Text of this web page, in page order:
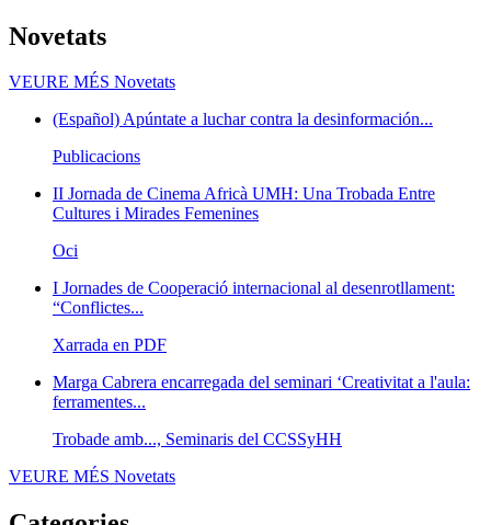
Novetats
VEURE MÉS Novetats
(Español) Apúntate a luchar contra la desinformación...
Publicacions
II Jornada de Cinema Africà UMH: Una Trobada Entre
Cultures i Mirades Femenines
Oci
I Jornades de Cooperació internacional al desenrotllament:
“Conflictes...
Xarrada en PDF
Marga Cabrera encarregada del seminari ‘Creativitat a l'aula:
ferramentes...
Trobade amb..., Seminaris del CCSSyHH
VEURE MÉS Novetats